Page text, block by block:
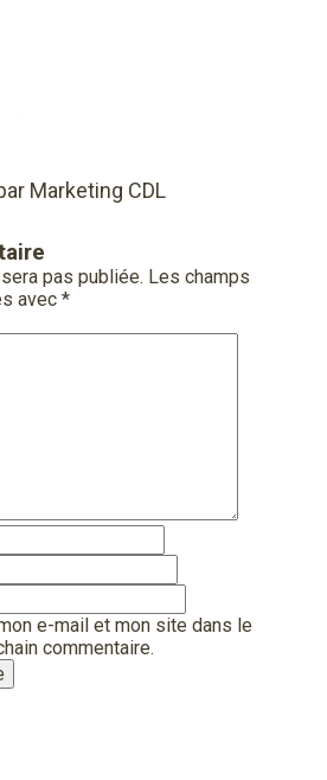
Marketing CDL
pas publiée. Les champs
avec *
e-mail et mon site dans le
commentaire.